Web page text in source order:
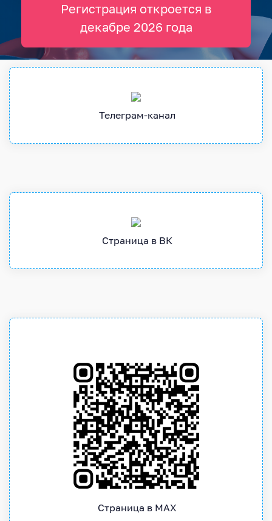
Регистрация откроется в
декабре 2026 года
Телеграм-канал
Страница в ВК
Страница в MAX